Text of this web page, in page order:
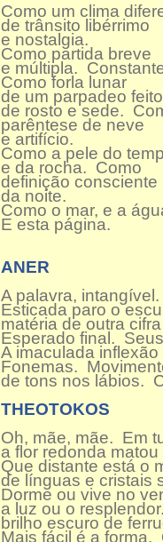
Como um clima
de trânsito libérrimo
e nostalgia.
Como partida breve
e múltipla.
Como forla lunar
de um parpadeo feito
de rosto e sede.
parêntese de neve
e artifício.
Como a pele do
e da rocha. Como
definição consciente
da noite.
Como o mar, e a
E esta página.
ANER
A palavra, intangível.
Esticada paro o
matéria de outra
Esperado final.
A imaculada
Fonemas.
de tons nos lábios.
THEOTOKOS
Oh, mãe, mãe. Em
a flor redonda
Que distante está o
de línguas e cristais
Dorme ou vive no
a luz ou o
brilho escuro de
Mais fácil é a forma.